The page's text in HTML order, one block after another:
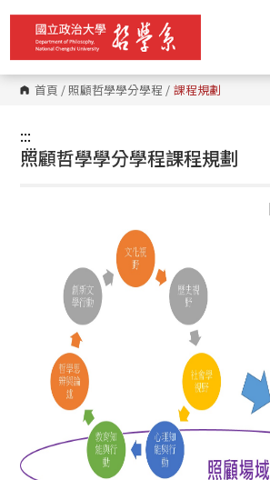
跳
要
內
容
區 首頁 / 照顧哲學學分學程 / 課程規劃
:::
:::
照顧哲學學分學程課程規劃